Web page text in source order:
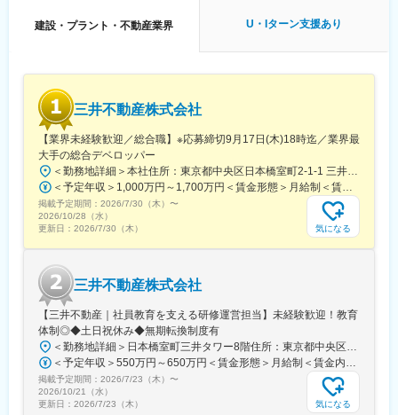
鵜沼駅、名取駅、宇治駅(京阪線)、嵯峨嵐山駅、元田中駅、山科
駅、あすなろう四日市駅、近鉄富田駅、石山駅、大津京駅、膳所
駅、中洲通駅、高見橋駅、伊勢佐木長者町駅、馬車道駅、登戸
駅、武蔵小杉駅、弘前東高前駅、古庄駅、吉原本町駅、京成船橋
駅、萩ノ茶屋駅、大阪ビジネスパーク駅、大阪難波駅、なにわ橋
駅、大阪上本町駅、新地中華街駅、新橋駅、西日暮里駅、秋葉原
駅、牛田駅(東京都)、蔵前駅、とうきょうスカイツリー駅、今市
駅、西田原本駅、生駒駅、王寺駅、新魚津駅、インテック本社前
駅、サンドーム西駅、越前花堂駅、紫駅、香椎駅、呉服町駅(福岡
県)、三ノ宮駅、宝塚南口駅、中山観音駅、山陽明石駅、さっぽろ
駅、函館駅前駅、京王八王子駅、王子駅、赤羽岩淵駅、都庁前
駅、日吉町駅、七ツ屋駅、三宮・花時計前駅、矢場町駅、近鉄名
古屋駅、大曽根駅、西堀端駅、西川緑道公園駅、おもろまち駅、
犬山遊園駅、四宮駅、嵐山駅(京福線)、三条駅(京都府)、新水前寺
駅前駅、三俣駅、白島駅(広島高速交通線)、栗林公園北口駅、片原
町駅(香川県)、唐橋前駅、近江神宮前駅、錦駅、神田駅(鹿児島
県)、鹿児島中央駅、日本大通り駅、東静岡駅、ジヤトコ前駅、東
海神駅、動物園前駅、森ノ宮駅、なんば駅(南海線)、北浜駅(大阪
府)、桃谷駅、観光通駅、築地市場駅、西日暮里駅(舎人ライナ
ー)、岩本町駅、京成関屋駅、田原町駅(東京都)、曳舟駅、宝山寺
駅、新王寺駅、末広町駅(富山県)、富山駅、西鯖江駅、ベル前駅、
西鉄二日市駅、香椎宮前駅、櫛田神社前駅、西新町駅、北１２条
駅、松風町駅
駅、高畠駅、下関駅、岩国駅、湯ノ峠駅、目出駅、新南陽駅、周
駅、近江八幡駅、栗東駅、京阪石山駅、京阪大津京駅、京阪膳所
駅、角館駅、田沢湖駅、能代駅、東三条駅、糸魚川駅、まつだい
駅、直江津駅、東新潟駅、弥彦駅、戸塚駅、関内駅、石川町駅、
向ケ丘遊園駅、新丸子駅、弘前駅、七戸十和田駅、鰺ケ沢駅、新
青森駅、田舎館駅、八戸駅、掛川駅、長沼駅(静岡県)、藤枝駅、来
宮駅、本吉原駅、富士駅、羽咋駅、四十万駅、笠師保駅、曽谷
駅、鶴来駅、井口駅(石川県)、我孫子駅、佐倉駅、蘇我駅、船橋
駅、大網駅、茂原駅、今池駅(大阪府)、大阪城公園駅、なんば駅
(地下鉄)、淀屋橋駅、鶴橋駅、十三駅、佐伯駅、大在駅、東中津
駅、日田駅、天ケ瀬駅、亀川駅、愛野駅、諏訪駅、現川駅、西浜
山駅、東山公園駅(鳥取県)、木次駅、津和野駅、大津町駅、荘原
駅、雲州平田駅、亀嵩駅、汐留駅、日暮里駅(舎人ライナー)、末広
町駅(東京都)、北千住駅、浅草駅、押上駅、阿波橘駅、西原駅(徳
島県)、阿南駅、牟岐駅、阿波池田駅、板野駅、岡本駅(栃木県)、
宝積寺駅、佐野駅、間々田駅、那須塩原駅、下今市駅、田原本
駅、畝傍御陵前駅、鳥居前駅、郡山駅(奈良県)、平端駅、信貴山下
駅、滑川駅、魚津駅、高岡駅、鐘釣駅、若栗駅、オークスカナル
パークホテル富山前、三国港駅、鯖江駅、小浜駅、越前大野駅、
森田駅、花堂駅、行橋駅、新宮中央駅、二日市駅、西鉄香椎駅、
建設・プラント・不動産業界 U・Iターン支援あり
三井不動産株式会社
【業界未経験歓迎／総合職】※応募締切9月17日(木)18時迄／業界最
大手の総合デベロッパー
＜勤務地詳細＞本社住所：東京都中央区日本橋室町2-1-1 三井本館勤務地最寄駅：東京メトロ銀座線・半蔵門線／三越前駅受動喫煙対策：屋内全面禁煙変更の範囲：会社の定める事業所（リモートワーク含む）
＜予定年収＞1,000万円～1,700万円＜賃金形態＞月給制＜賃金内訳＞月額（基本給）：470,000円～800,000円＜月給＞470,000円～800,000円＜昇給有無＞有＜残業手当＞有＜給与補足＞※経験に応ず※上記年収は基礎給与・賞与（2回）を含む。時間外勤務手当・諸手当別途支給。※あくまでモデルケースであり、実際の年収とは異なる可能性があります。処遇条件の詳細は内定後のオファー面談にてご説明いたします。賃金はあくまでも目安の金額であり、選考を通じて上下する可能性があります。月給(月額)は固定手当を含めた表記です。
掲載予定期間： 2026/7/30（木） 〜
2026/10/28（水）
更新日： 2026/7/30（木） 気になる
三井不動産株式会社
【三井不動産｜社員教育を支える研修運営担当】未経験歓迎！教育
体制◎◆土日祝休み◆無期転換制度有
＜勤務地詳細＞日本橋室町三井タワー8階住所：東京都中央区日本橋室町3-2-1 日本橋室町三井タワー8階受動喫煙対策：屋内全面禁煙変更の範囲：会社の定める事業所
＜予定年収＞550万円～650万円＜賃金形態＞月給制＜賃金内訳＞月額（基本給）：343,750円～406,250円＜月給＞343,750円～406,250円＜昇給有無＞無＜残業手当＞有＜給与補足＞※ご経験などを総合的に考慮致します。同社規定に基づき処遇します。昇給なし・賞与あり。（社内登用試験に合格し、無期社員となれば昇給あり。）※残業手当：年収600万円以上の場合は専門手当（20時間相当）あり。賃金はあくまでも目安の金額であり、選考を通じて上下する可能性があります。月給(月額)は固定手当を含めた表記です。
掲載予定期間： 2026/7/23（木） 〜
2026/10/21（水）
更新日： 2026/7/23（木） 気になる